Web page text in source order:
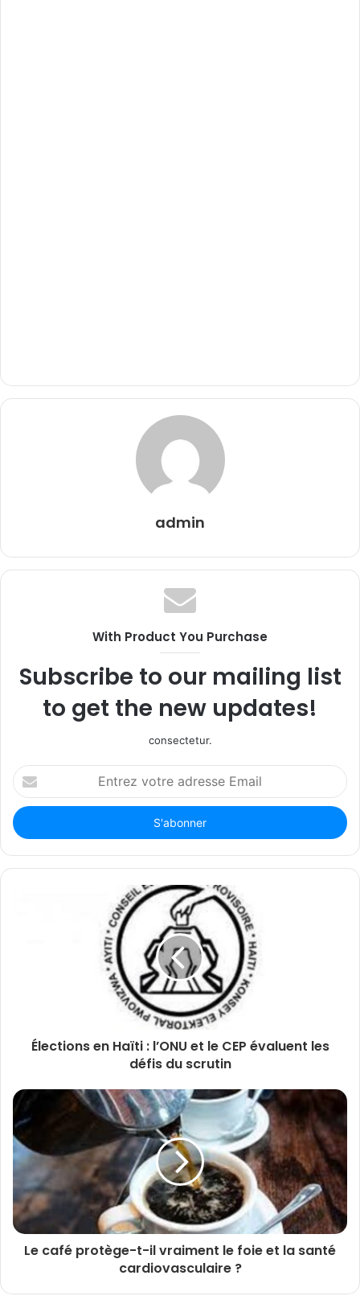
admin
With Product You Purchase
Subscribe to our mailing list
to get the new updates!
consectetur.
Entrez
votre
adresse
Email
Élections en Haïti : l’ONU et le CEP évaluent les
défis du scrutin
Le café protège-t-il vraiment le foie et la santé
cardiovasculaire ?